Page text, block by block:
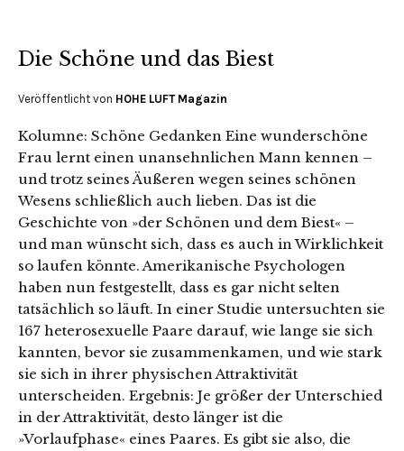
Die Schöne und das Biest
Veröffentlicht von HOHE LUFT Magazin
Kolumne: Schöne Gedanken Eine wunderschöne
Frau lernt einen unansehnlichen Mann kennen –
und trotz seines Äußeren wegen seines schönen
Wesens schließlich auch lieben. Das ist die
Geschichte von »der Schönen und dem Biest« –
und man wünscht sich, dass es auch in Wirklichkeit
so laufen könnte. Amerikanische Psychologen
haben nun festgestellt, dass es gar nicht selten
tatsächlich so läuft. In einer Studie untersuchten sie
167 heterosexuelle Paare darauf, wie lange sie sich
kannten, bevor sie zusammenkamen, und wie stark
sie sich in ihrer physischen Attraktivität
unterscheiden. Ergebnis: Je größer der Unterschied
in der Attraktivität, desto länger ist die
»Vorlaufphase« eines Paares. Es gibt sie also, die